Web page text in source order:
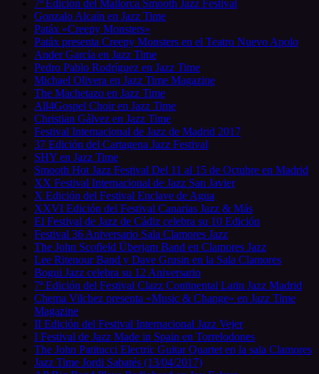
7ª Edición del Mallorca Smooth Jazz Festival
Gonzalo Alcaín en Jazz Time
Patáx «Creepy Monsters»
Patáx presenta Creepy Monsters en el Teatro Nuevo Apolo
Ander García en Jazz Time
Pedro Pablo Rodríguez en Jazz Time
Michael Olivera en Jazz Time Magazine
The Machetazo en Jazz Time
All4Gospel Choir en Jazz Time
Christian Gálvez en Jazz Time
Festival Internacional de Jazz de Madrid 2017
37 Edición del Cartagena Jazz Festival
SHY en Jazz Time
Smooth Hot Jazz Festival Del 11 al 15 de Octubre en Madrid
XX Festival Internacional de Jazz San Javier
X Edición del Festival Enclave de Agua
XXVI Edición del Festival Canarias Jazz & Más
El Festival de Jazz de Cádiz celebra su 10 Edición
Festival 36 Aniversario Sala Clamores Jazz
The John Scofield Überjam Band en Clamores Jazz
Lee Ritenour Band y Dave Grusin en la Sala Clamores
Bogui Jazz celebra su 12 Aniversario
7ª Edición del Festival Clazz Continental Latin Jazz Madrid
Chema Vilchez presenta «Music & Change» en Jazz Time
Magazine
II Edición del Festival Internacional Jazz Vejer
I Festival de Jazz Made in Spain en Torrelodones
The John Patitucci Electric Guitar Quartet en la sala Clamores
Jazz Time Jordi Sabatés (13/04/2017)